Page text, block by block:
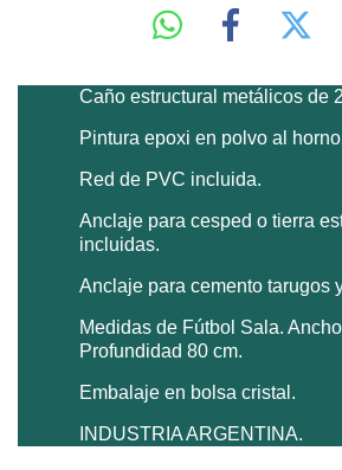
Caño estructural metálicos de
Pintura epoxi en polvo al
Red de PVC incluida.
Anclaje para cesped o tierra
incluidas.
Anclaje para cemento tarugos
Medidas de Fútbol Sala.
Profundidad 80 cm.
Embalaje en bolsa cristal.
INDUSTRIA ARGENTINA.